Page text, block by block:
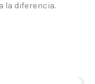
la diferencia.